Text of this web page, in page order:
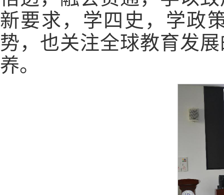
新要求，学四史，学政
势，也关注全球教育发
养。